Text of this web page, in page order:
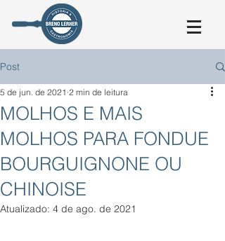
Post
MOLHOS E MAIS
MOLHOS PARA FONDUE
BOURGUIGNONE OU
CHINOISE
5 de jun. de 2021 2 min de leitura
Atualizado: 4 de ago. de 2021